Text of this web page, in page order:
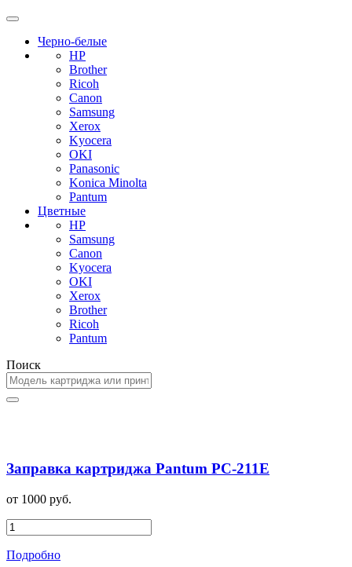
Черно-белые
HP
Brother
Ricoh
Canon
Samsung
Xerox
Kyocera
OKI
Panasonic
Konica Minolta
Pantum
Цветные
HP
Samsung
Canon
Kyocera
OKI
Xerox
Brother
Ricoh
Pantum
Поиск
Заправка картриджа Pantum PC-211E
от 1000 руб.
Подробно